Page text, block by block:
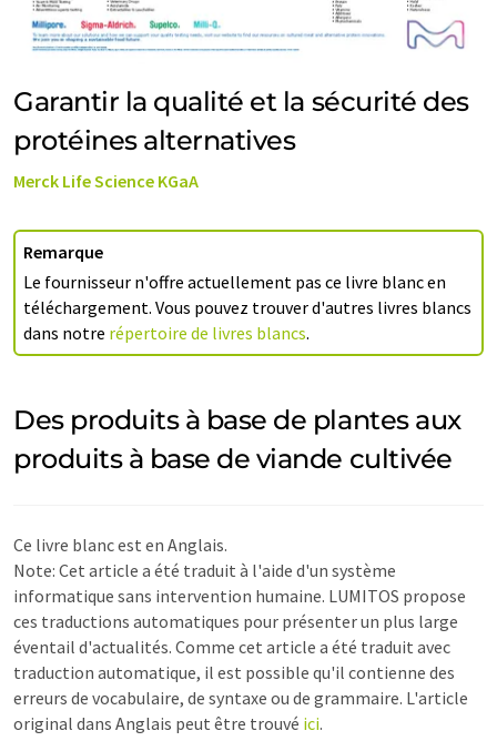
Garantir la qualité et la sécurité des
protéines alternatives
Merck Life Science KGaA
Remarque
Le fournisseur n'offre actuellement pas ce livre blanc en
téléchargement. Vous pouvez trouver d'autres livres blancs
dans notre répertoire de livres blancs.
Des produits à base de plantes aux
produits à base de viande cultivée
Ce livre blanc est en Anglais.
Note: Cet article a été traduit à l'aide d'un système
informatique sans intervention humaine. LUMITOS propose
ces traductions automatiques pour présenter un plus large
éventail d'actualités. Comme cet article a été traduit avec
traduction automatique, il est possible qu'il contienne des
erreurs de vocabulaire, de syntaxe ou de grammaire. L'article
original dans Anglais peut être trouvé ici.